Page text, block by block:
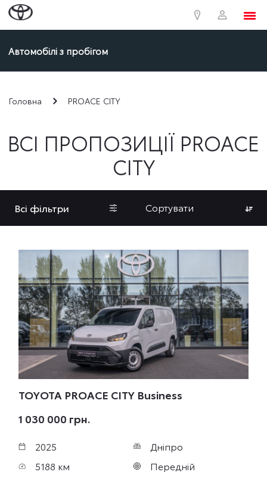
Автомобілі з пробігом
Головна PROACE CITY
ВСІ ПРОПОЗИЦІЇ PROACE
CITY
Всі фільтри Сортувати
TOYOTA PROACE CITY Business
1 030 000 грн.
2025
Дніпро
5188 км
Передній